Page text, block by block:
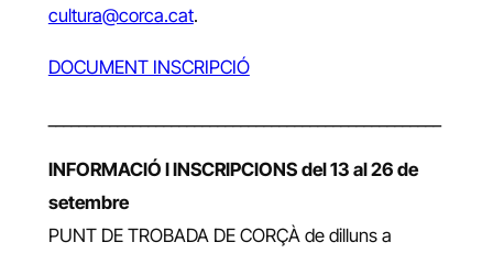
cultura@corca.cat.
DOCUMENT INSCRIPCIÓ
INFORMACIÓ I INSCRIPCIONS del 13 al 26 de
setembre
PUNT DE TROBADA DE CORÇÀ de dilluns a